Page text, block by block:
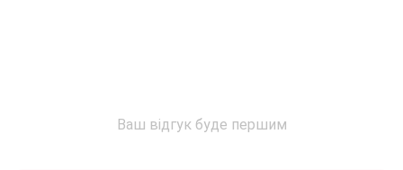
Ваш відгук буде першим